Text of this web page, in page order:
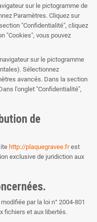
sur le pictogramme de
Paramètres. Cliquez sur
"Confidentialité", cliquez
"Cookies", vous pouvez
sur le pictogramme
Sélectionnez
avancés. Dans la section
l'onglet "Confidentialité",
de
http://plaquegravee.frest
exclusive de juridiction aux
par la loi n° 2004-801
fichiers et aux libertés.